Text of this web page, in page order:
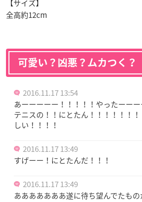
【サイズ】
全高約12cm
可愛い？凶悪？ムカつく？
2016.11.17 13:54
あーーーーー！！！！！やったーー
テニスの！！にとたん！！！！！！
しい！！！！
2016.11.17 13:49
すげーー！にとたんだ！！！
2016.11.17 13:49
あああああああ遂に待ち望んでたもの